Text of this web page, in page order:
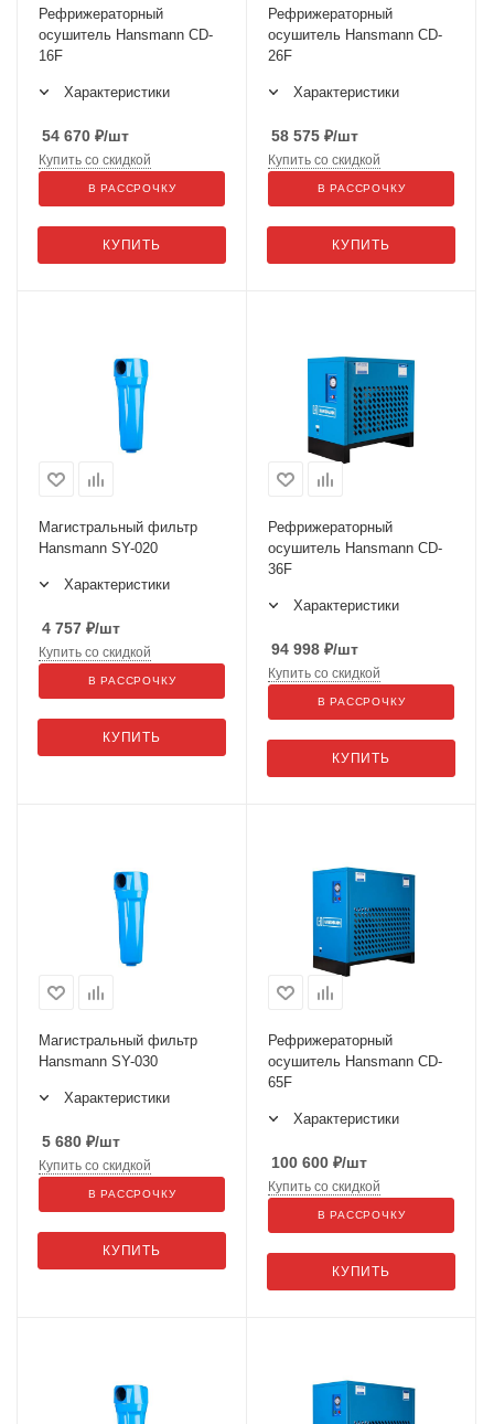
Рефрижераторный
осушитель Hansmann CD-
16F
Характеристики
54 670 ₽/шт
КУПИТЬ
Купить со скидкой
В РАССРОЧКУ
Рефрижераторный
осушитель Hansmann CD-
26F
Характеристики
58 575 ₽/шт
КУПИТЬ
Купить со скидкой
В РАССРОЧКУ
Магистральный фильтр
Hansmann SY-020
Характеристики
4 757 ₽/шт
КУПИТЬ
Купить со скидкой
В РАССРОЧКУ
Рефрижераторный
осушитель Hansmann CD-
36F
Характеристики
94 998 ₽/шт
КУПИТЬ
Купить со скидкой
В РАССРОЧКУ
Магистральный фильтр
Hansmann SY-030
Характеристики
5 680 ₽/шт
КУПИТЬ
Купить со скидкой
В РАССРОЧКУ
Рефрижераторный
осушитель Hansmann CD-
65F
Характеристики
100 600 ₽/шт
КУПИТЬ
Купить со скидкой
В РАССРОЧКУ